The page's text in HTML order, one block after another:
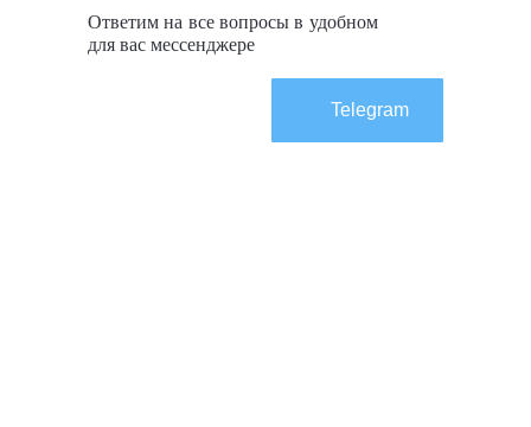
Ответим на все вопросы в удобном
для вас мессенджере
Telegram